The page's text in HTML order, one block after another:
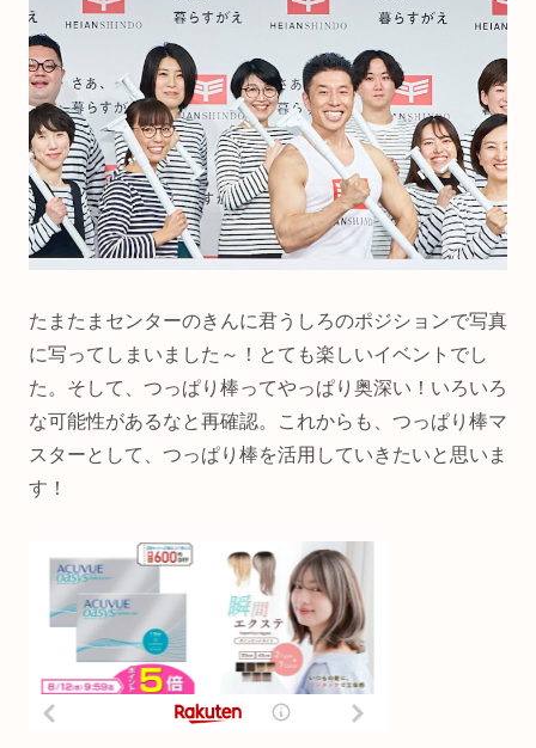
たまたまセンターのきんに君うしろのポジションで写真
に写ってしまいました～！とても楽しいイベントでし
た。そして、つっぱり棒ってやっぱり奥深い！いろいろ
な可能性があるなと再確認。これからも、つっぱり棒マ
スターとして、つっぱり棒を活用していきたいと思いま
す！